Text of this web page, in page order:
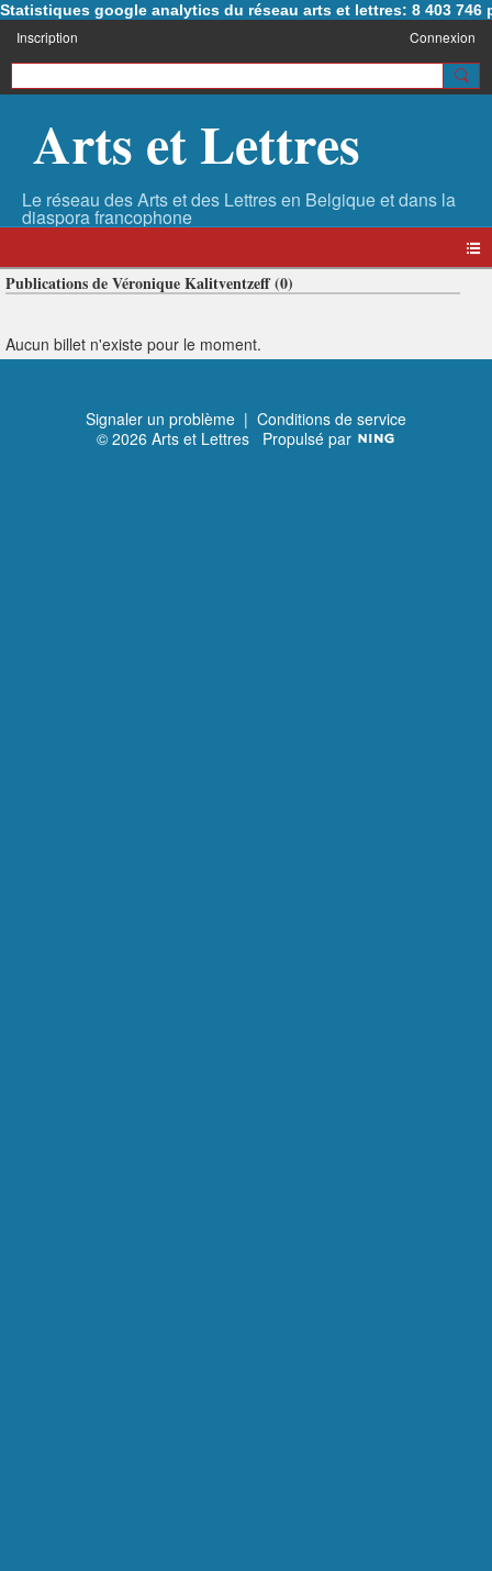
Statistiques google analytics du réseau arts et lettres: 8 403 746
Inscription Connexion
Arts et Lettres
Publications de Véronique Kalitventzeff (0)
Aucun billet n'existe pour le moment.
Signaler un problème | Conditions de service
© 2026 Arts et Lettres Propulsé par